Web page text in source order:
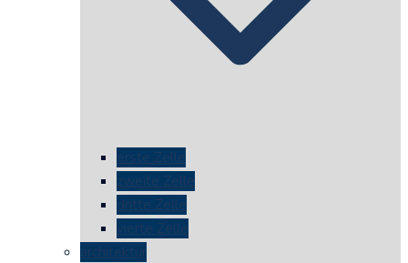
erste Zelle
zweite Zelle
dritte Zelle
vierte Zelle
architektur